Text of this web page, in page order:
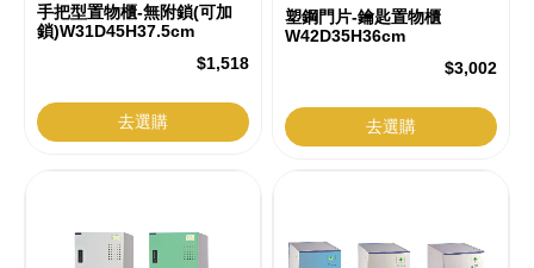
手把型置物櫃-無附鎖(可加
鎖)W31D45H37.5cm
$1,518
去選購
塑鋼門片-鑰匙置物櫃
W42D35H36cm
$3,002
去選購